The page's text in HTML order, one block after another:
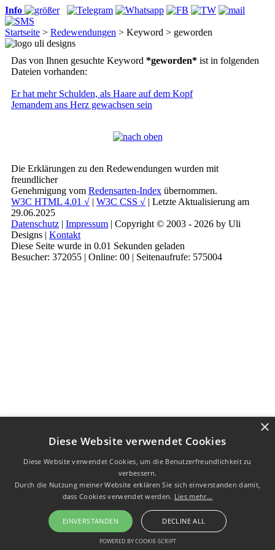
Info
Startseite > Redewendungen > Keyword > geworden
Das von Ihnen gesuchte Keyword *geworden* ist in folgenden
Dateien vorhanden:
Er hat mehr Schulden, als Haare auf dem Kopf
Jemandem ans Herz gewachsen sein
Die Erklärungen zu den Redewendungen wurden mit
freundlicher
Genehmigung vom Redensarten-Index übernommen.
W3C HTML 4.01 √ | W3C CSS √ | Letzte Aktualisierung am
29.06.2025
Datenschutz | Impressum | Copyright © 2003 - 2026 by Uli
Designs | Kontakt
Diese Seite wurde in 0.01 Sekunden geladen
Besucher: 372055 | Online: 00 | Seitenaufrufe: 575004
Diese Website verwendet Cookies
Diese Website verwendet Cookies, um die Benutzerfreundlichkeit zu
verbessern.
Durch die Nutzung meiner Website erklären Sie sich einverstanden damit,
dass Cookies verwendet werden. Lies mehr...
EINVERSTANDEN DECLINE ALL
POWERED BY COOKIE-SCRIPT
×